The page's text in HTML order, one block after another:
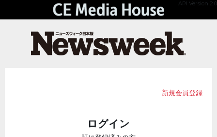
API Version 2.0
新規会員登録
ログイン